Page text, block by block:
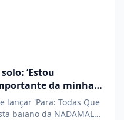
‘Estou
da minha
lançar 'Para: Todas Que
baiano da NADAMAL